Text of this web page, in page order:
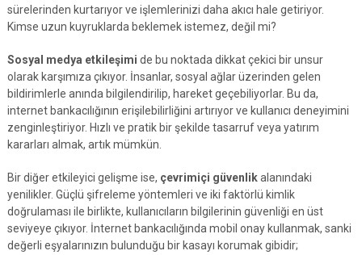
sürelerinden kurtarıyor ve işlemlerinizi daha akıcı hale getiriyor.
Kimse uzun kuyruklarda beklemek istemez, değil mi?
Sosyal medya etkileşimi de bu noktada dikkat çekici bir unsur
olarak karşımıza çıkıyor. İnsanlar, sosyal ağlar üzerinden gelen
bildirimlerle anında bilgilendirilip, hareket geçebiliyorlar. Bu da,
internet bankacılığının erişilebilirliğini artırıyor ve kullanıcı deneyimini
zenginleştiriyor. Hızlı ve pratik bir şekilde tasarruf veya yatırım
kararları almak, artık mümkün.
Bir diğer etkileyici gelişme ise, çevrimiçi güvenlikalanındaki
yenilikler. Güçlü şifreleme yöntemleri ve iki faktörlü kimlik
doğrulaması ile birlikte, kullanıcıların bilgilerinin güvenliği en üst
seviyeye çıkıyor. İnternet bankacılığında mobil onay kullanmak, sanki
değerli eşyalarınızın bulunduğu bir kasayı korumak gibidir;